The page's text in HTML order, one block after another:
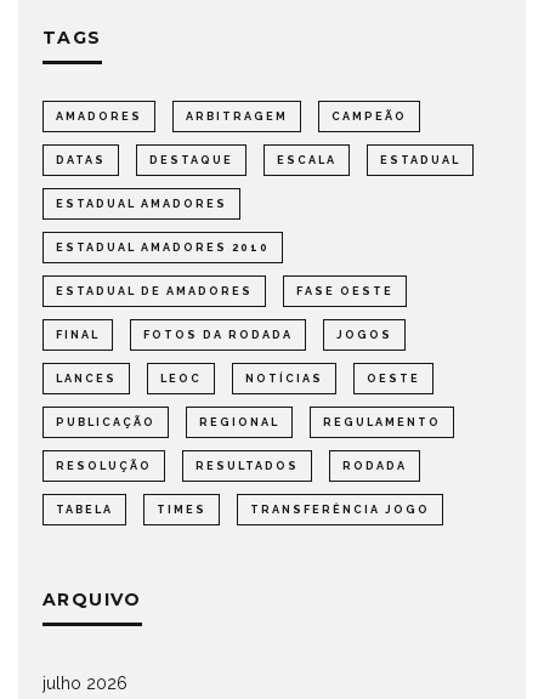
TAGS
AMADORES ARBITRAGEM CAMPEÃO
DATAS DESTAQUE ESCALA ESTADUAL
ESTADUAL AMADORES
ESTADUAL AMADORES 2010
ESTADUAL DE AMADORES FASE OESTE
FINAL FOTOS DA RODADA JOGOS
LANCES LEOC NOTÍCIAS OESTE
PUBLICAÇÃO REGIONAL REGULAMENTO
RESOLUÇÃO RESULTADOS RODADA
TABELA TIMES TRANSFERÊNCIA JOGO
ARQUIVO
julho 2026